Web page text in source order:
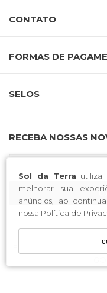
Sol da Terra utiliza
melhorar sua
anúncios, ao
nossa Política de
CONTATO
FORMAS DE
SELOS
RECEBA NOSSAS